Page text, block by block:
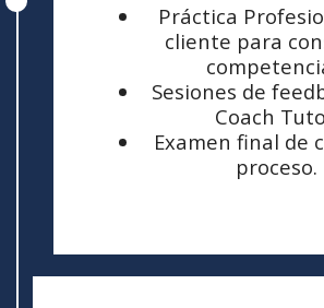
Práctica
cliente para
Sesiones de
Coach
Examen final de
proceso.